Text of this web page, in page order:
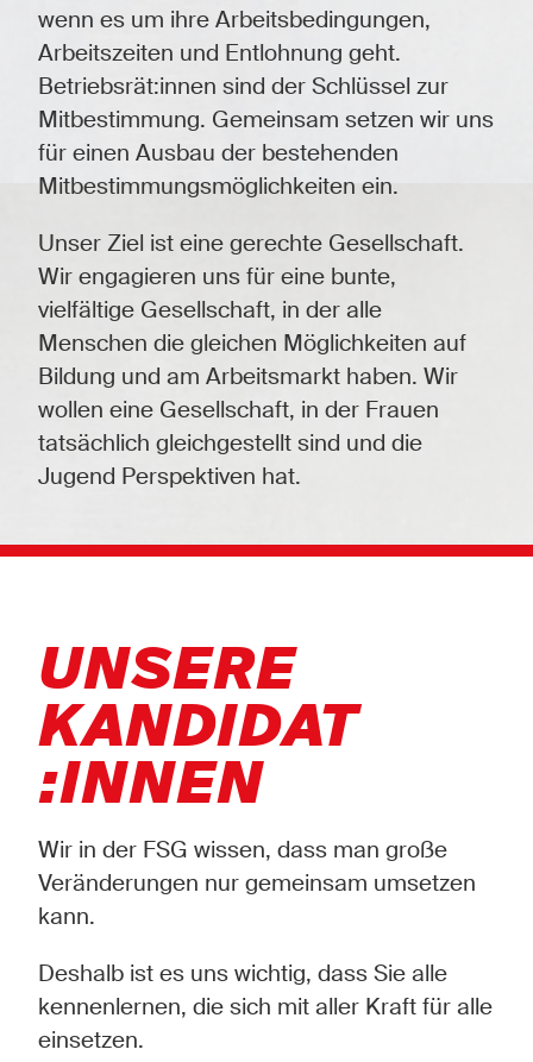
wenn es um ihre Arbeitsbedingungen,
Arbeitszeiten und Entlohnung geht.
Betriebsrät:innen sind der Schlüssel zur
Mitbestimmung. Gemeinsam setzen wir uns
für einen Ausbau der bestehenden
Mitbestimmungsmöglichkeiten ein.
Unser Ziel ist eine gerechte Gesellschaft.
Wir engagieren uns für eine bunte,
vielfältige Gesellschaft, in der alle
Menschen die gleichen Möglichkeiten auf
Bildung und am Arbeitsmarkt haben. Wir
wollen eine Gesellschaft, in der Frauen
tatsächlich gleichgestellt sind und die
Jugend Perspektiven hat.
UNSERE
KANDIDAT
:INNEN
Wir in der FSG wissen, dass man große
Veränderungen nur gemeinsam umsetzen
kann.
Deshalb ist es uns wichtig, dass Sie alle
kennenlernen, die sich mit aller Kraft für alle
einsetzen.